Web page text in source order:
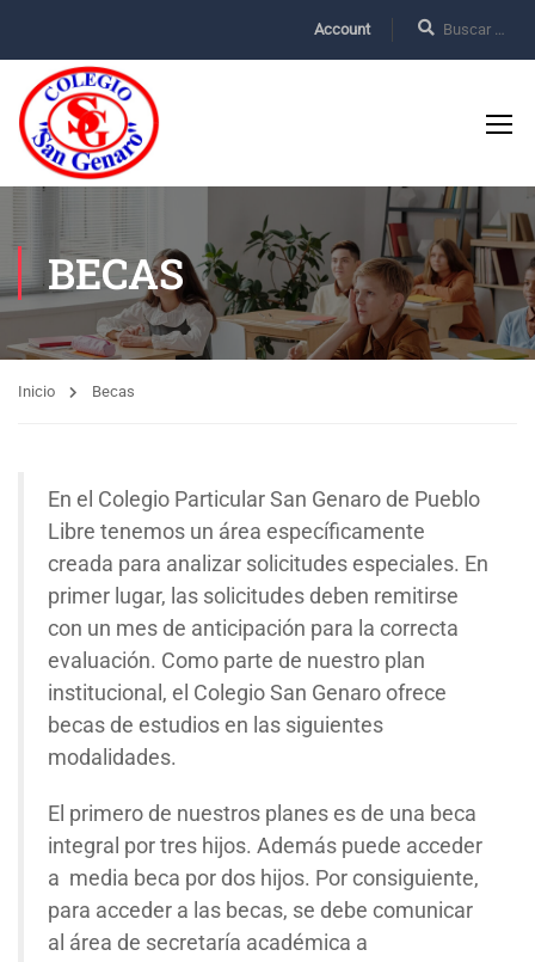
Account
BECAS
Inicio Becas
En el Colegio Particular San Genaro de Pueblo
Libre tenemos un área específicamente
creada para analizar solicitudes especiales. En
primer lugar, las solicitudes deben remitirse
con un mes de anticipación para la correcta
evaluación. Como parte de nuestro plan
institucional, el Colegio San Genaro ofrece
becas de estudios en las siguientes
modalidades.
El primero de nuestros planes es de una beca
integral por tres hijos. Además puede acceder
a media beca por dos hijos. Por consiguiente,
para acceder a las becas, se debe comunicar
al área de secretaría académica a